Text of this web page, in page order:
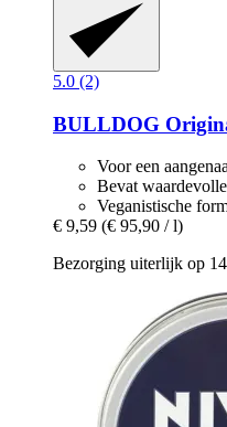
5.0 (2)
BULLDOG
Voor een
Bevat
Veganistische
€ 9,59 (€ 95,90 / l)
Bezorging uiterlijk op